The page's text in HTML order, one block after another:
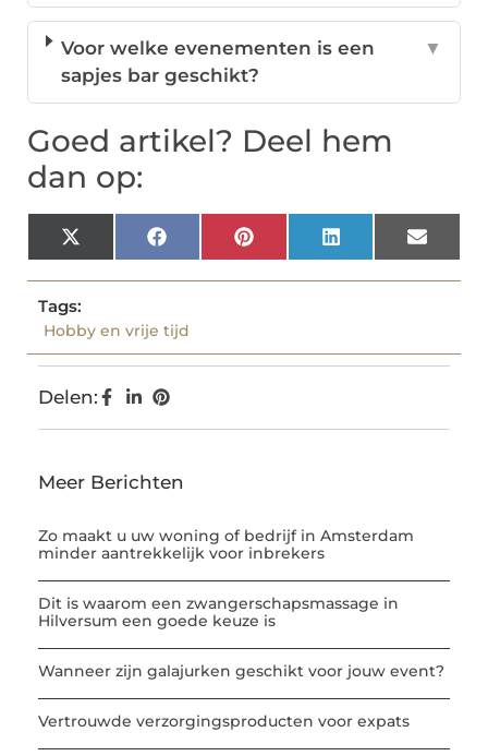
Voor welke evenementen is een
sapjes bar geschikt?
▼
Goed artikel? Deel hem
dan op:
X
(Twitter)
FacebookPinterestLinkedInEmail
Tags:
Hobby en vrije tijd
Delen:
Meer Berichten
Zo maakt u uw woning of bedrijf in Amsterdam
minder aantrekkelijk voor inbrekers
Dit is waarom een zwangerschapsmassage in
Hilversum een goede keuze is
Wanneer zijn galajurken geschikt voor jouw event?
Vertrouwde verzorgingsproducten voor expats